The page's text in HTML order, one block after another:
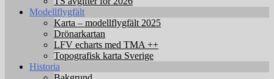
Modellflygfält
Karta – modellflygfält 2025
Drönarkartan
LFV echarts med TMA ++
Topografisk karta Sverige
Historia